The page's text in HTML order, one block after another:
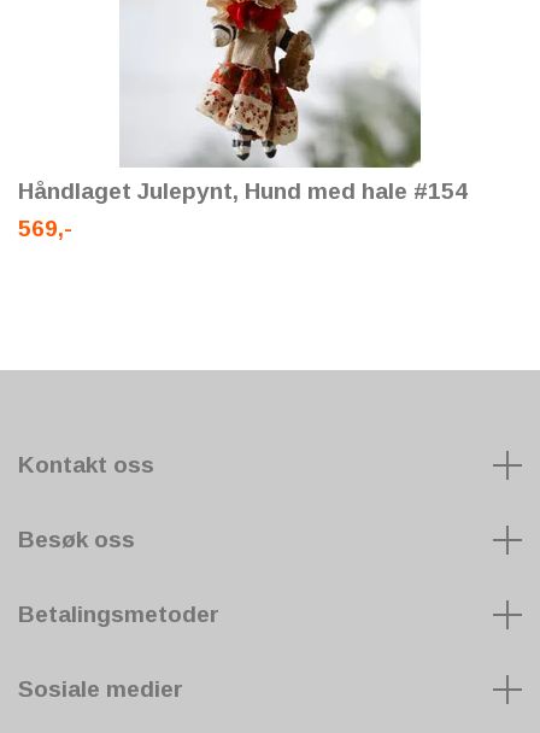
Håndlaget Julepynt, Hund med hale #154
569,-
Kontakt oss
Besøk oss
Betalingsmetoder
Sosiale medier